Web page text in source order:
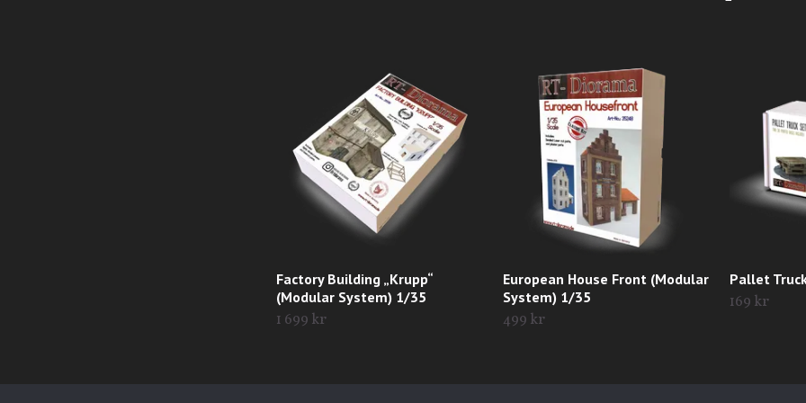
Factory Building „Krupp“
(Modular System) 1/35
1 699 kr
European House Front (Modular
System) 1/35
499 kr
Pallet
169 kr